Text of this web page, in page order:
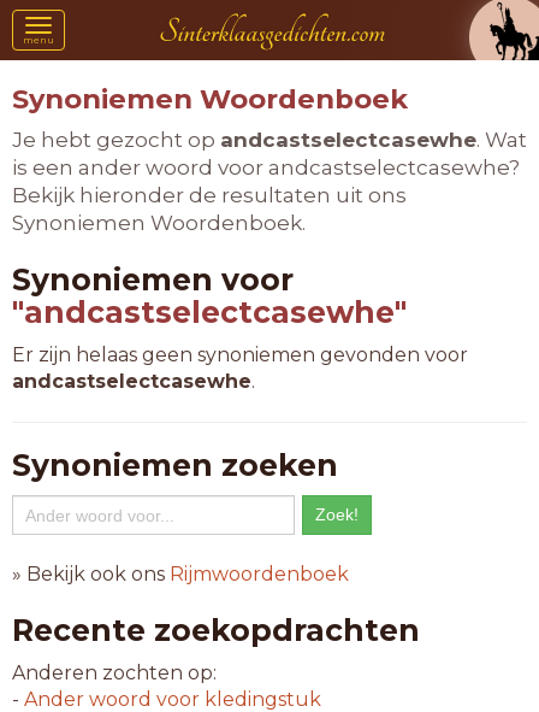
Toggle
navigation
menu
Synoniemen Woordenboek
Je hebt gezocht op andcastselectcasewhe. Wat
is een ander woord voor andcastselectcasewhe?
Bekijk hieronder de resultaten uit ons
Synoniemen Woordenboek.
Synoniemen voor
"andcastselectcasewhe"
Er zijn helaas geen synoniemen gevonden voor
andcastselectcasewhe.
Synoniemen zoeken
» Bekijk ook ons Rijmwoordenboek
Recente zoekopdrachten
Anderen zochten op:
- Ander woord voor kledingstuk